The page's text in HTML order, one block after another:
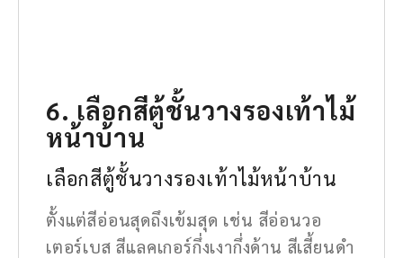
6. เลือกสีตู้ชั้นวางรองเท้าไม้
หน้าบ้าน
เลือกสีตู้ชั้นวางรองเท้าไม้หน้าบ้าน
ตั้งแต่สีอ่อนสุดถึงเข้มสุด เช่น สีอ่อนวอ
เตอร์เบส สีแลคเกอร์กึ่งเงากึ่งด้าน สีเสี้ยนดำ